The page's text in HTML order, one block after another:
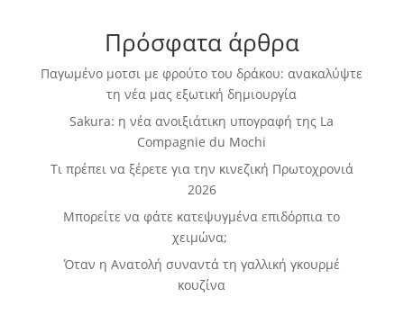
Πρόσφατα άρθρα
Παγωμένο μοτσι με φρούτο του δράκου: ανακαλύψτε
τη νέα μας εξωτική δημιουργία
Sakura: η νέα ανοιξιάτικη υπογραφή της La
Compagnie du Mochi
Τι πρέπει να ξέρετε για την κινεζική Πρωτοχρονιά
2026
Μπορείτε να φάτε κατεψυγμένα επιδόρπια το
χειμώνα;
Όταν η Ανατολή συναντά τη γαλλική γκουρμέ
κουζίνα